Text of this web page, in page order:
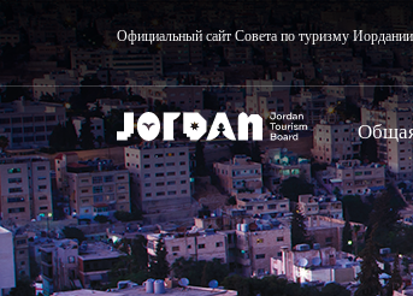
Официальный сайт Совета по туризму Иордании